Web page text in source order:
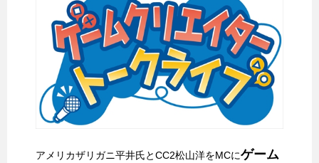
アメリカザリガニ平井氏とCC2松山洋をMCにゲーム